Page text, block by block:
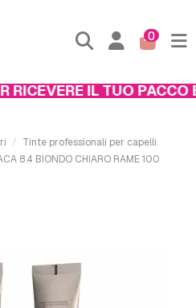
0
IL TUO PACCO
Tinte professionali per capelli
8.4 BIONDO CHIARO RAME 100